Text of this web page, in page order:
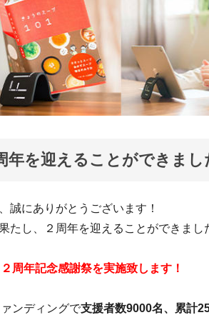
を迎えることができまし
誠にありがとうございます！
たし、２周年を迎えることができまし
周年記念感謝祭を実施致します！
ンディングで支援者数9000名、累計